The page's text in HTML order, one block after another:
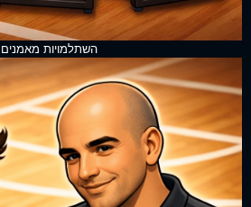
השתלמויות מאמנים